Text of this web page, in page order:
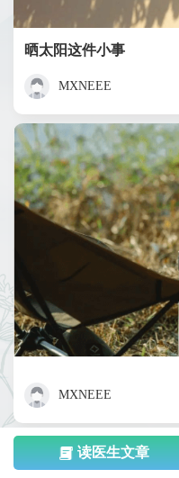
晒太阳这件小事
MXNEEE
MXNEEE
读医生文章